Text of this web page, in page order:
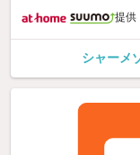
提供
シャーメ